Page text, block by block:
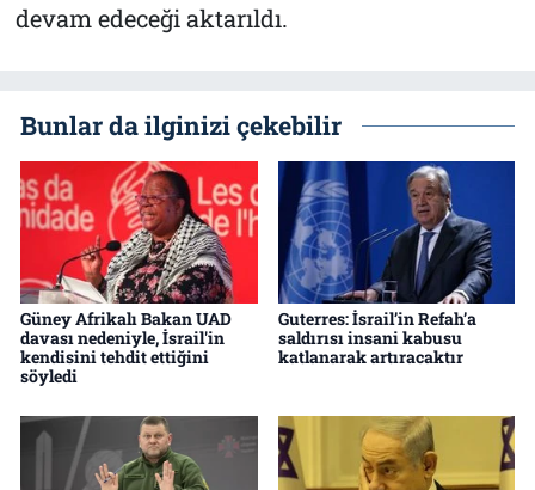
devam edeceği aktarıldı.
Bunlar da ilginizi çekebilir
Güney Afrikalı Bakan UAD
davası nedeniyle, İsrail'in
kendisini tehdit ettiğini
söyledi
Guterres: İsrail’in Refah’a
saldırısı insani kabusu
katlanarak artıracaktır